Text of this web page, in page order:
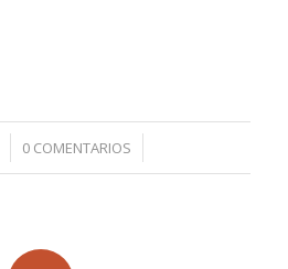
0 COMENTARIOS
/